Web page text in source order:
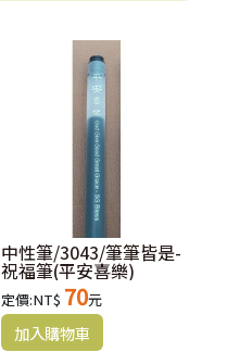
中性筆/3043/筆筆皆是-
祝福筆(平安喜樂)
定價:NT$ 70元